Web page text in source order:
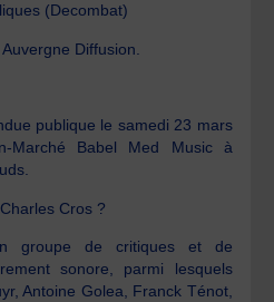
(Decombat)
Diffusion.
publique le samedi 23 mars
Marché Babel Med Music à
Cros ?
groupe de critiques et de
sonore,
parmi lesquels
Antoine Golea, Franck Ténot,